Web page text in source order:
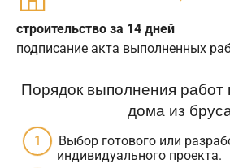
строительство за 14 дней
подписание акта выполненных
Порядок выполнения работ
дома из
Выбор готового или
индивидуального проекта.